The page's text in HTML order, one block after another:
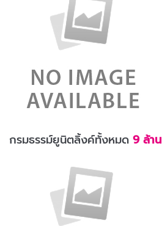
กรมธรรม์ยูนิตลิ้งค์ทั้งหมด 9 ล้าน